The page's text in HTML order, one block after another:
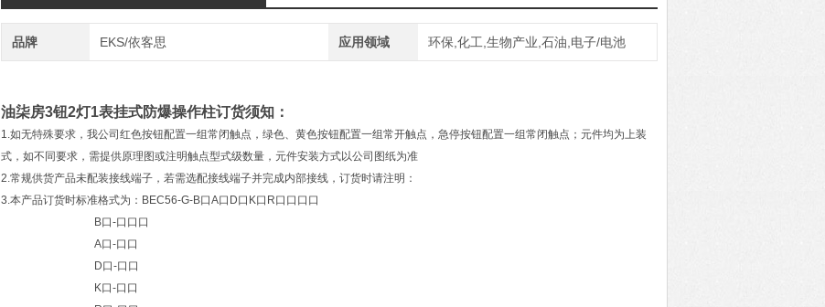
品牌 EKS/依客思 应用领域 环保,化工,生物产业,石油,电子/电池
油柒房3钮2灯1表挂式防爆操作柱订货须知：
1.如无特殊要求，我公司红色按钮配置一组常闭触点，绿色、黄色按钮配置一组常开触点，急停按钮配置一组常闭触点；元件均为上装
式，如不同要求，需提供原理图或注明触点型式级数量，元件安装方式以公司图纸为准
2.常规供货产品未配装接线端子，若需选配接线端子并完成内部接线，订货时请注明：
3.本产品订货时标准格式为：BEC56-G-B口A口D口K口R口口口口
B口-口口口
A口-口口
D口-口口
K口-口口